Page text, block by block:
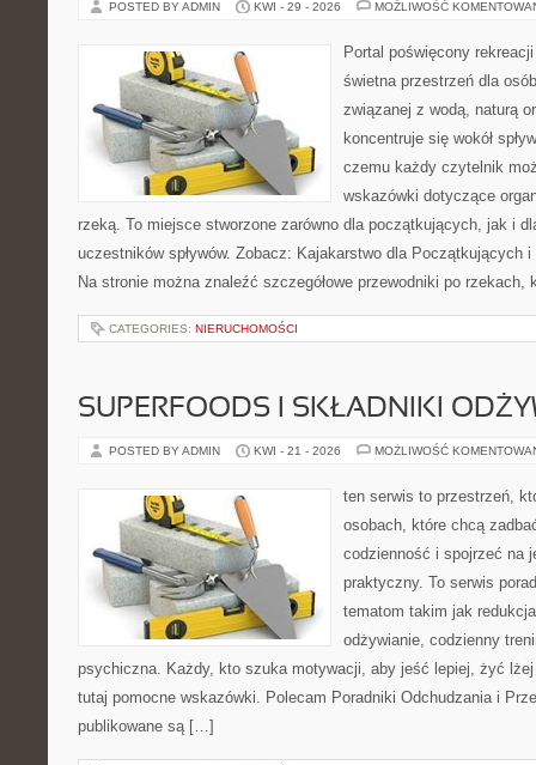
POSTED BY ADMIN KWI - 29 - 2026 MOŻLIWOŚĆ
Portal poświęcony
świetna przestrzeń dla
związanej z wodą, naturą
koncentruje się wokół
czemu każdy czytelnik
wskazówki dotyczące
rzeką. To miejsce stworzone zarówno dla początkujących, jak i
uczestników spływów. Zobacz: Kajakarstwo dla Początkujących
Na stronie można znaleźć szczegółowe przewodniki po
CATEGORIES: NIERUCHOMOŚCI
SUPERFOODS I SKŁADNIKI
POSTED BY ADMIN KWI - 21 - 2026 MOŻLIWOŚĆ
ten serwis to przestrzeń,
osobach, które chcą
codzienność i spojrzeć na
praktyczny. To serwis
tematom takim jak
odżywianie, codzienny
psychiczna. Każdy, kto szuka motywacji, aby jeść lepiej, żyć
tutaj pomocne wskazówki. Polecam Poradniki Odchudzania i
publikowane są […]